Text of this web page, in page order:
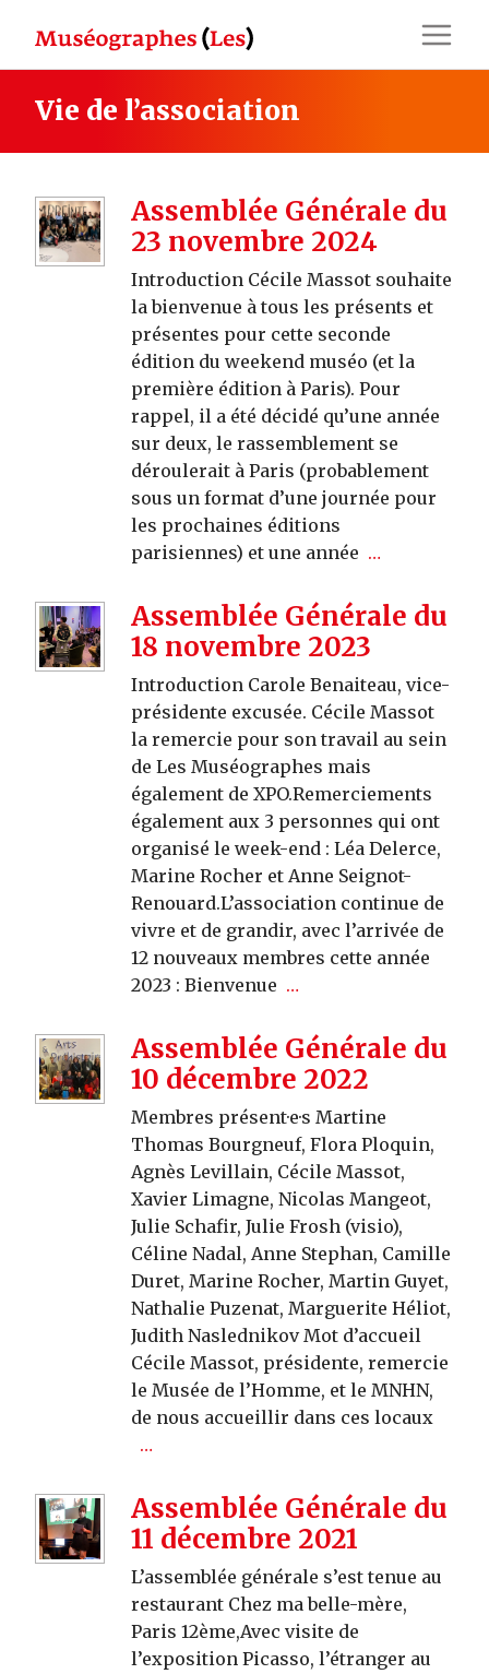
content
Vie de l’association
Assemblée Générale du
23 novembre 2024
Introduction Cécile Massot souhaite
la bienvenue à tous les présents et
présentes pour cette seconde
édition du weekend muséo (et la
première édition à Paris). Pour
rappel, il a été décidé qu’une année
sur deux, le rassemblement se
déroulerait à Paris (probablement
sous un format d’une journée pour
les prochaines éditions
parisiennes) et une année …
Assemblée Générale du
18 novembre 2023
Introduction Carole Benaiteau, vice-
présidente excusée. Cécile Massot
la remercie pour son travail au sein
de Les Muséographes mais
également de XPO.Remerciements
également aux 3 personnes qui ont
organisé le week-end : Léa Delerce,
Marine Rocher et Anne Seignot-
Renouard.L’association continue de
vivre et de grandir, avec l’arrivée de
12 nouveaux membres cette année
2023 : Bienvenue …
Assemblée Générale du
10 décembre 2022
Membres présent·e·s Martine
Thomas Bourgneuf, Flora Ploquin,
Agnès Levillain, Cécile Massot,
Xavier Limagne, Nicolas Mangeot,
Julie Schafir, Julie Frosh (visio),
Céline Nadal, Anne Stephan, Camille
Duret, Marine Rocher, Martin Guyet,
Nathalie Puzenat, Marguerite Héliot,
Judith Naslednikov Mot d’accueil
Cécile Massot, présidente, remercie
le Musée de l’Homme, et le MNHN,
de nous accueillir dans ces locaux
…
Assemblée Générale du
11 décembre 2021
L’assemblée générale s’est tenue au
restaurant Chez ma belle-mère,
Paris 12ème,Avec visite de
l’exposition Picasso, l’étranger au